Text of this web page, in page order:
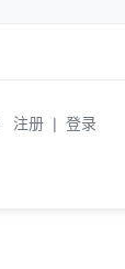
注册 | 登录